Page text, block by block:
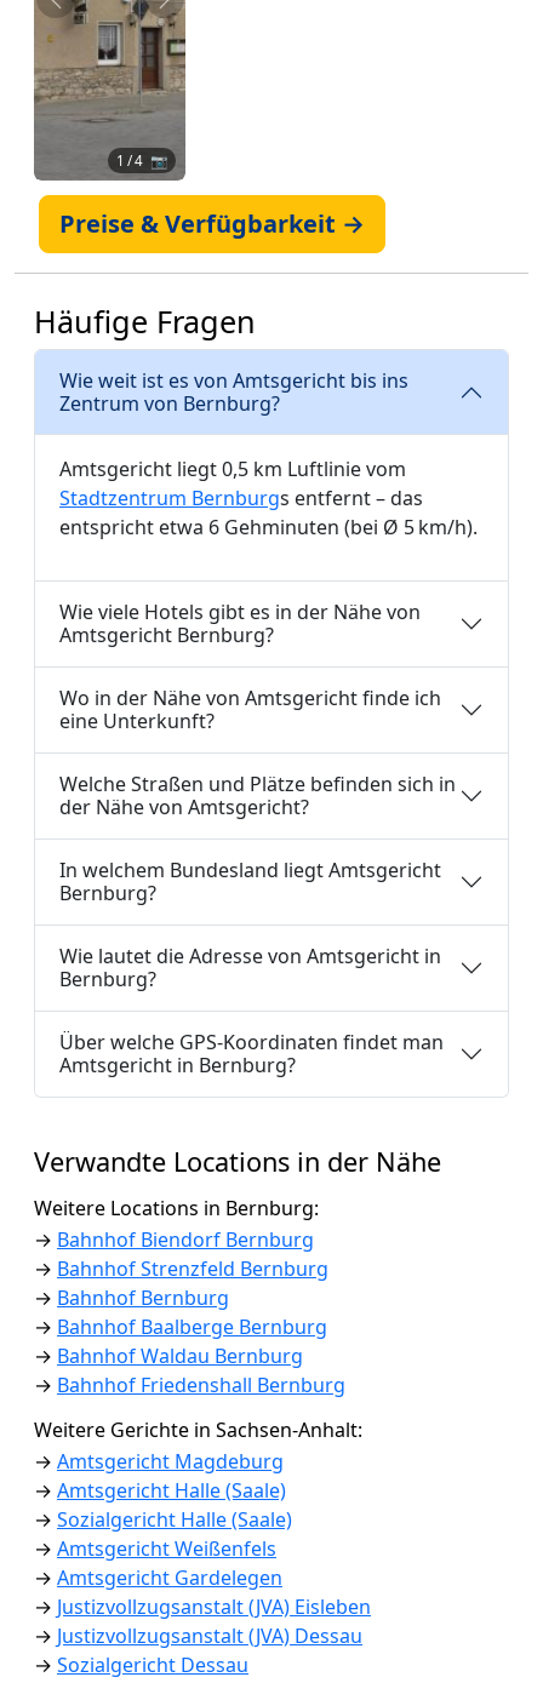
Zurück Weiter
1 / 4 📷
Preise & Verfügbarkeit →
Häufige Fragen
Wie weit ist es von Amtsgericht bis ins
Zentrum von Bernburg?
Amtsgericht liegt 0,5 km Luftlinie vom
Stadtzentrum Bernburgs entfernt – das
entspricht etwa 6 Gehminuten (bei Ø 5 km/h).
Wie viele Hotels gibt es in der Nähe von
Amtsgericht Bernburg?
Wo in der Nähe von Amtsgericht finde ich
eine Unterkunft?
Welche Straßen und Plätze befinden sich in
der Nähe von Amtsgericht?
In welchem Bundesland liegt Amtsgericht
Bernburg?
Wie lautet die Adresse von Amtsgericht in
Bernburg?
Über welche GPS-Koordinaten findet man
Amtsgericht in Bernburg?
Verwandte Locations in der Nähe
Weitere Locations in Bernburg:
→ Bahnhof Biendorf Bernburg
→ Bahnhof Strenzfeld Bernburg
→ Bahnhof Bernburg
→ Bahnhof Baalberge Bernburg
→ Bahnhof Waldau Bernburg
→ Bahnhof Friedenshall Bernburg
Weitere Gerichte in Sachsen-Anhalt:
→ Amtsgericht Magdeburg
→ Amtsgericht Halle (Saale)
→ Sozialgericht Halle (Saale)
→ Amtsgericht Weißenfels
→ Amtsgericht Gardelegen
→ Justizvollzugsanstalt (JVA) Eisleben
→ Justizvollzugsanstalt (JVA) Dessau
→ Sozialgericht Dessau